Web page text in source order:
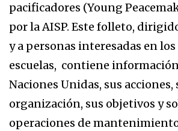
pacificadores (Young
por la AISP. Este folleto,
y a personas interesadas en
escuelas, contiene
Naciones Unidas, sus
organización, sus objetivos y
operaciones de mantenimiento